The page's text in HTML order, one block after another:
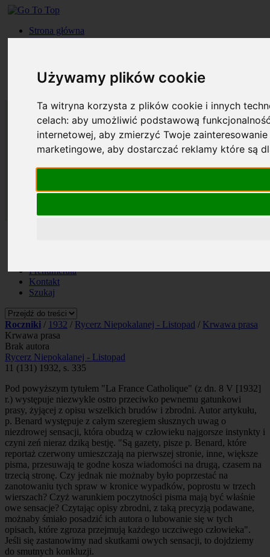
Używamy plików cookie
Ta witryna korzysta z plików cookie i innych
celach:aby umożliwić podstawową
internetowej,aby zmierzyć Twoje
marketingowe,aby dostarczać reklamy które są
Strona główna
Roczniki
Kontakt
Szukaj
Prenumerata
Kontakt
Szukaj
Roczniki / 1932 / Rycerz Niepokalanej - Listopad / Krwawa prasa
Krwawa prasa
Brak autora
Rycerz Niepokalanej - Listopad
11 (131) 1932, s. 335
Pod powyższym tytułem "La France Catholique" (z dn. 8 V [1932]
r.) występuje niezwykle ostro przeciwko pewnemu gatunkowi
prasy, żyjącej z opisu wszelkich brudów i zbrodni. Autor artykułu,
p. Benard występuje z całym szeregiem słusznych uwag o
niezdrowej sensacji, która obudzą w człowieku najgorsze instynkty i
czyni zeń nieraz dziką bestję. "Są gazety, pisze p. Benard, które
reportaż czerwony umieszczają na pierwszej stronie, inne, większe
pisma, przesuwają te godne kosza wiadomości na drugą, czasem na
trzecią stronę. Czy jednak nie możnaby było poprzestać na
zanotowaniu tych spraw w kronice wypadków, poprostu w trzech
wierszach? Czyż warunkiem poczytności pisma mają być właśnie
owe sensacje? Czytając opisy zbrodni, z taką precyzją podawane,
możnaby śmiało posadzić ich autora o lubowanie się w tych
opisach, które zgroza przejmują każdego uczciwego człowieka".
Jeśli się zastanowimy nad skutkami owych sensacji, to dojdziemy
do smutnych konkluzji.